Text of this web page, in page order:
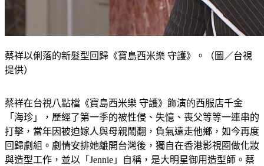
蔡祥以俐落的新髮型回歸《寶島西米樂 守護》。（圖／台視
蔡祥在台視八點檔《寶島西米樂 守護》飾演的西服店千金
「海珍」，歷經了第一季的被性侵、失憶、喪父等等一連串的
打擊，當年因被迫嫁人與母親鬧翻，負氣遠走他鄉，如今再度
回歸劇組。劇情安排她離開台灣後，獨自在香港影視圈做化妝